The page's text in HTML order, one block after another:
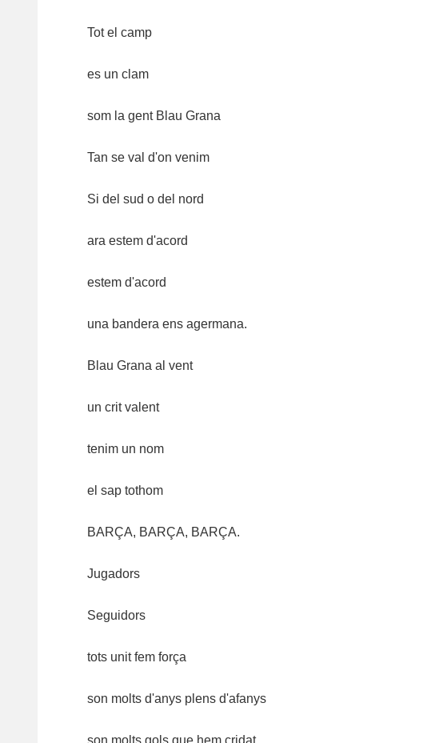
Tot el camp
es un clam
som la gent Blau Grana
Tan se val d'on venim
Si del sud o del nord
ara estem d'acord
estem d'acord
una bandera ens agermana.
Blau Grana al vent
un crit valent
tenim un nom
el sap tothom
BARÇA, BARÇA, BARÇA.
Jugadors
Seguidors
tots unit fem força
son molts d'anys plens d'afanys
son molts gols que hem cridat